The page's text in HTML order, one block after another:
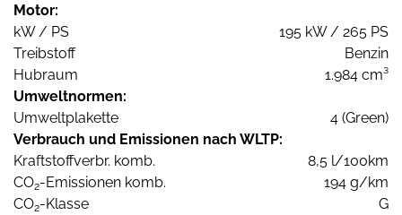
Motor:
kW / PS
195 kW / 265 PS
Treibstoff
Benzin
Hubraum
1.984 cm³
Umweltnormen:
Umweltplakette
4 (Green)
Verbrauch und Emissionen nach WLTP:
Kraftstoffverbr. komb.
8,5 l/100km
CO2-Emissionen komb.
194 g/km
CO2-Klasse G